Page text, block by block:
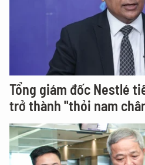
Tổng giám đốc Nestlé
trở thành "thỏi nam